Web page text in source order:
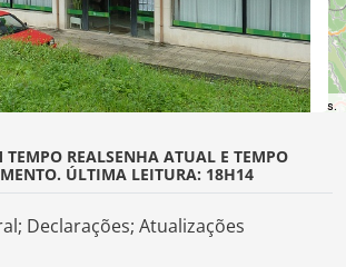
©OpenStreetMapcontributors.
TEMPO REALSENHA ATUAL E TEMPO
ÚLTIMA LEITURA: 18H14
Declarações; Atualizações